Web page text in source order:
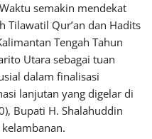
semakin mendekat
Tilawatil Qur’an dan Hadits
Tengah Tahun
Utara sebagai tuan
dalam finalisasi
lanjutan yang digelar di
Bupati H. Shalahuddin